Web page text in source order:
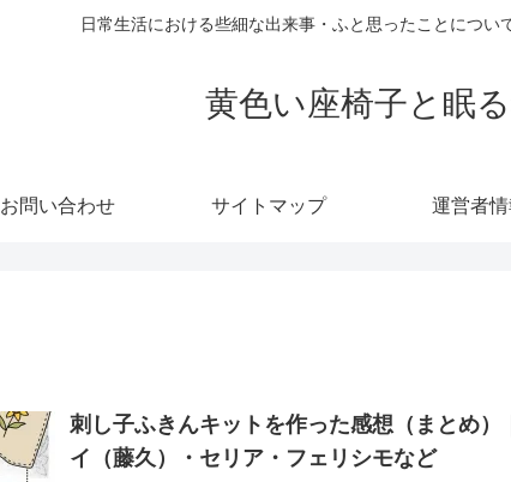
日常生活における些細な出来事・ふと思ったことについ
黄色い座椅子と眠
お問い合わせ サイトマップ 運営者情
刺し子ふきんキットを作った感想（まとめ）
イ（藤久）・セリア・フェリシモなど